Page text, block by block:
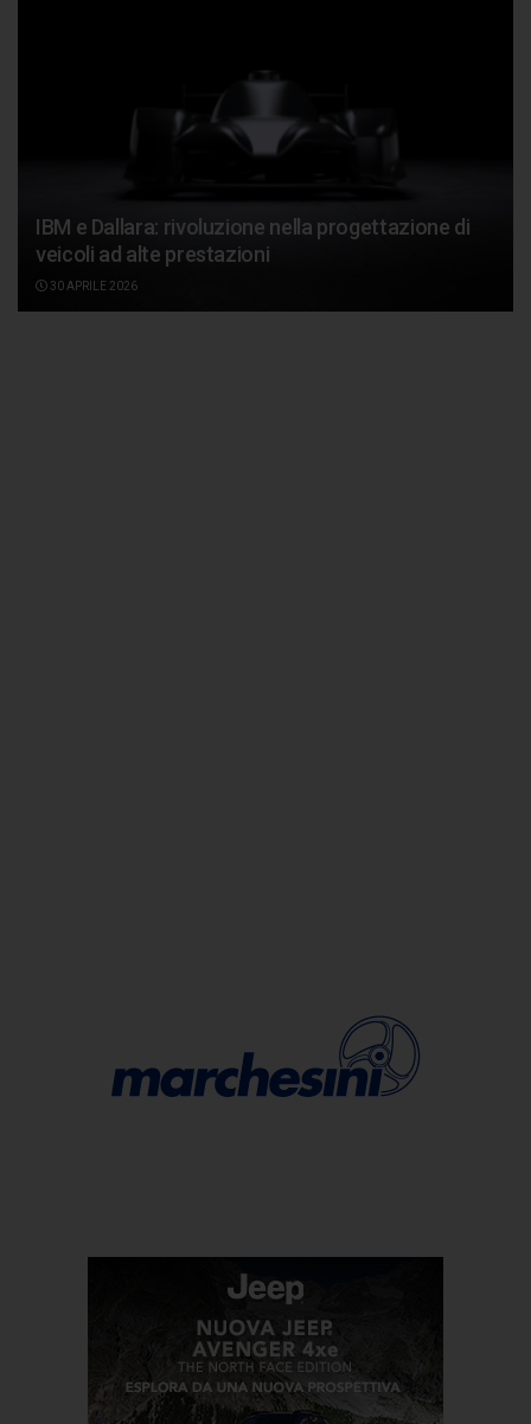
IBM e Dallara: rivoluzione nella progettazione di
veicoli ad alte prestazioni
30 APRILE 2026